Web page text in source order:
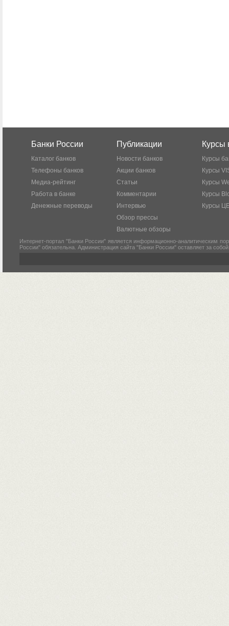
Банки России
Каталог банков
Телефоны банков
Медиа-рейтинг
Работа в банке
Денежные переводы
Публикации
Новости банков
Акции банков
Статьи
Комментарии
Интервью
Обзор прессы
Валютные обзоры
Курсы
Курсы
Курсы
Курсы
Курсы
Курсы
Интернет-портал "Банки России" является информационно-аналитическим
России" обязательна. Администрация сайта "Банки России" оставляет за